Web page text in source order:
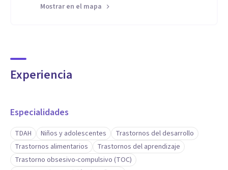
Mostrar en el mapa
Experiencia
Especialidades
TDAH Niños y adolescentes
Trastornos del desarrollo
Trastornos alimentarios
Trastornos del aprendizaje
Trastorno obsesivo-compulsivo (TOC)